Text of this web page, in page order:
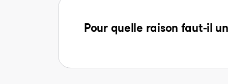
Pour quelle raison faut-il